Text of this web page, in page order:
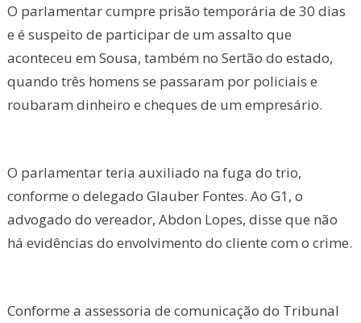
O parlamentar cumpre prisão temporária de 30 dias
e é suspeito de participar de um assalto que
aconteceu em Sousa, também no Sertão do estado,
quando três homens se passaram por policiais e
roubaram dinheiro e cheques de um empresário.
O parlamentar teria auxiliado na fuga do trio,
conforme o delegado Glauber Fontes. Ao G1, o
advogado do vereador, Abdon Lopes, disse que não
há evidências do envolvimento do cliente com o crime.
Conforme a assessoria de comunicação do Tribunal